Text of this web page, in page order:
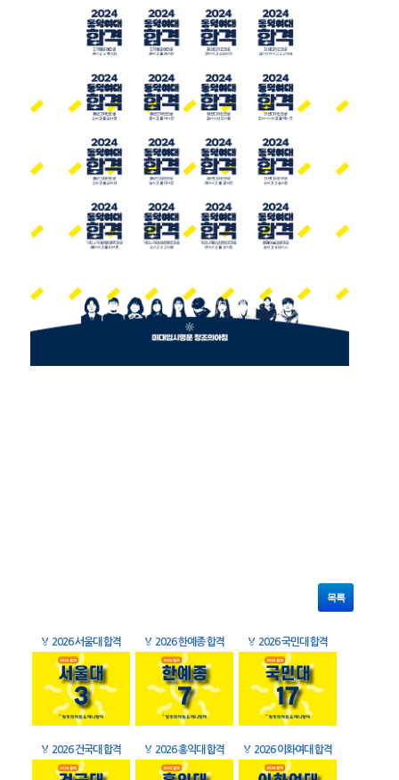
목록
🏅 2026 서울대 합격 🏅 2026 한예종 합격 🏅 2026 국민대 합격
🏅 2026 건국대 합격 🏅 2026 홍익대 합격 🏅 2026 이화여대 합격